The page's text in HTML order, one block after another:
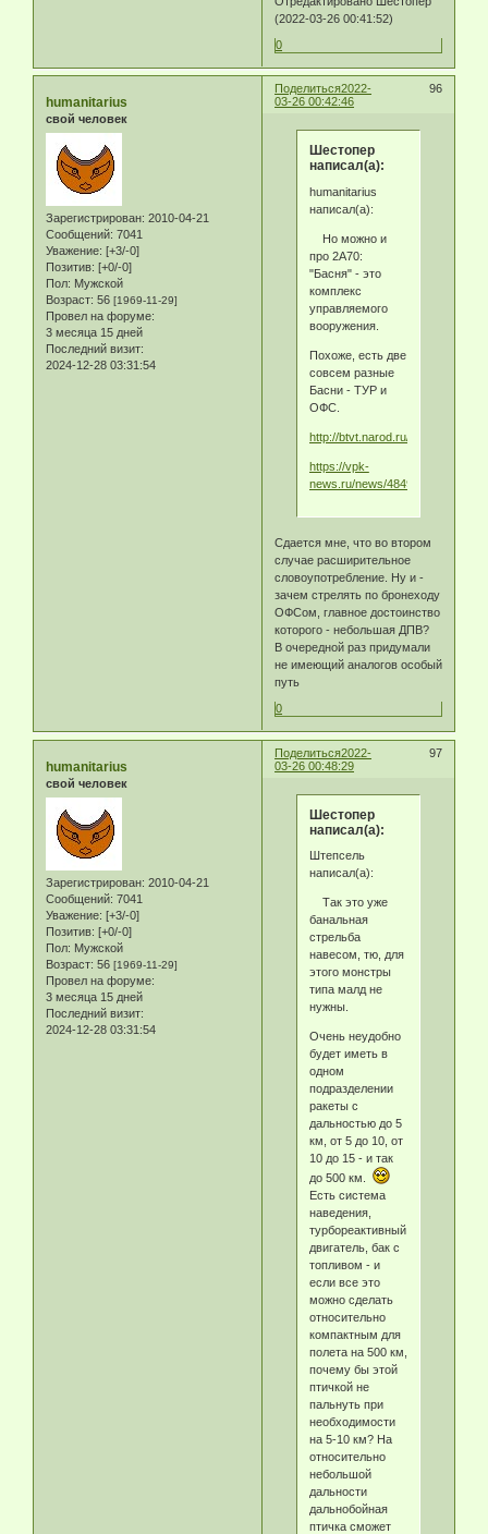
(2022-03-26 00:41:52)
0
Поделиться 96
2022-
03-26 00:42:46
humanitarius
свой человек
Зарегистрирован: 2010-04-21
Сообщений: 7041
Уважение: [+3/-0]
Позитив: [+0/-0]
Пол: Мужской
Возраст: 56 [1969-11-29]
Провел на форуме:
3 месяца 15 дней
Последний визит:
2024-12-28 03:31:54
Шестопер
написал(а):
humanitarius
написал(а):
Но можно и
про 2А70:
"Басня" - это
комплекс
управляемого
вооружения.
Похоже, есть две
совсем разные
Басни - ТУР и
ОФС.
http://btvt.narod.ru/4/9k116.htm
https://vpk-
news.ru/news/48496?
Сдается мне, что во втором
случае расширительное
словоупотребление. Ну и -
зачем стрелять по бронеходу
ОФСом, главное достоинство
которого - небольшая ДПВ?
В очередной раз придумали
не имеющий аналогов особый
путь
0
Поделиться 97
2022-
03-26 00:48:29
humanitarius
свой человек
Зарегистрирован: 2010-04-21
Сообщений: 7041
Уважение: [+3/-0]
Позитив: [+0/-0]
Пол: Мужской
Возраст: 56 [1969-11-29]
Провел на форуме:
3 месяца 15 дней
Последний визит:
2024-12-28 03:31:54
Шестопер
написал(а):
Штепсель
написал(а):
Так это уже
банальная
стрельба
навесом, тю, для
этого монстры
типа малд не
нужны.
Очень неудобно
будет иметь в
одном
подразделении
ракеты с
дальностью до 5
км, от 5 до 10, от
10 до 15 - и так
до 500 км.
Есть система
наведения,
турбореактивный
двигатель, бак с
топливом - и
если все это
можно сделать
относительно
компактным для
полета на 500 км,
почему бы этой
птичкой не
пальнуть при
необходимости
на 5-10 км? На
относительно
небольшой
дальности
дальнобойная
птичка сможет